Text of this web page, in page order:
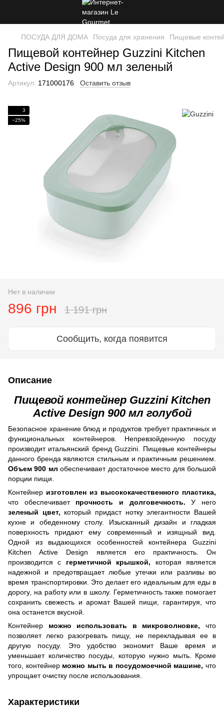
ПОСУДА ДЛЯ ДОМА Посуда для хранения Пищевые
Пищевой контейнер Guzzini Kitchen
Active Design 900 мл зеленый
Артикул: 171000176 Оставить отзыв
3
−25%
Нет в наличии
896 грн 1 191 грн
Сообщить, когда появится
Описание
Пищевой контейнер Guzzini Kitchen
Active Design 900 мл голубой
Безопасное хранение блюд и продуктов требует практичных и
функциональных контейнеров. Непревзойденную посуду
производит итальянский бренд Guzzini. Пищевые контейнеры
данного бренда являются стильным и практичным решением.
Объем 900 млобеспечивает достаточное место для большой
порции пищи.
Контейнер изготовлен из высококачественного пластика,
что обеспечиваетпрочность и долговечность. У него
зеленый цвет, который придаст нотку элегантности Вашей
кухне и обеденному столу. Изысканный дизайн и гладкая
поверхность придают ему современный и изящный вид.
Одной из выдающихся особенностей контейнера Guzzini
Kitchen Active Design является его практичность. Он
производится с герметичной крышкой, которая является
надежной и предотвращает любые утечки или разливы во
время транспортировки. Это делает его идеальным для еды в
дорогу, на работу или в школу. Герметичность также помогает
сохранить свежесть и аромат Вашей пищи, гарантируя, что
она останется вкусной.
Контейнер можно использовать в микроволновке,что
позволяет легко разогревать пищу, не перекладывая ее в
другую посуду. Это удобство экономит Ваше время и
уменьшает количество посуды, которую нужно мыть. Кроме
того, контейнер можно мыть в посудомоечной машине,что
упрощает очистку после использования.
Характеристики